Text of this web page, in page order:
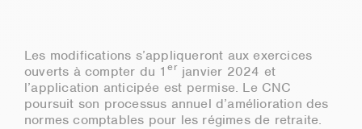
Les modifications s’appliqueront aux exercices
ouverts à compter du 1erjanvier 2024 et
l’application anticipée est permise. Le CNC
poursuit son processus annuel d’amélioration des
normes comptables pour les régimes de retraite.